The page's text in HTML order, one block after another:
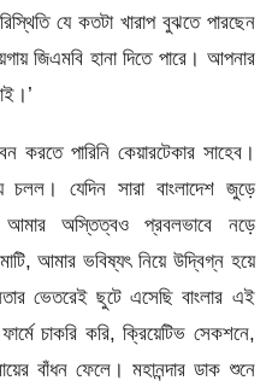
যে কতটা খারাপ বুঝতে পারছেন
জিএমবি হানা দিতে পারে। আপনার
করতে পারিনি কেয়ারটেকার সাহেব।
যেদিন সারা বাংলাদেশ জুড়ে
আমার অস্তিত্বও প্রবলভাবে নড়ে
আমার ভবিষ্যৎ নিয়ে উদ্বিগ্ন হয়ে
ভেতরেই ছুটে এসেছি বাংলার এই
চাকরি করি, ক্রিয়েটিভ সেকশনে,
বাঁধন ফেলে। মহানন্দার ডাক শুনে